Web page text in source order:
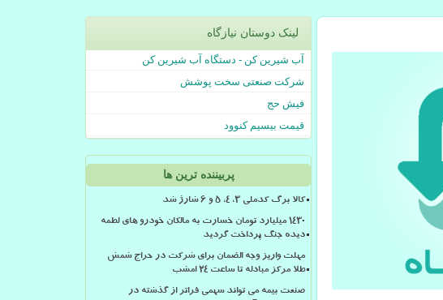
لینک دوستان نیازگاه
آب شیرین کن - دستگاه آب شیرین کن
شرکت صنعتی سخت پوشش
فیش حج
قیمت بیسیم کنوود
پربیننده ترین ها
کالا برگ کدملی 3، 4، 5 و 6 شارژ شد
۱۴۳۰ میلیارد تومان خسارت به مالکان خودرو های لطمه
دیده جنگ پرداخت گردید
مهلت واریز وجه الضمان برای شرکت در حراج شمش
طلا مرکز مبادله تا ساعت ۲۴ امشب
صنعت بیمه می تواند سهمی فراتر از گذشته در